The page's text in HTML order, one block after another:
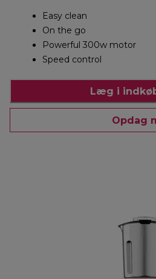
Easy clean
On the go
Powerful 300w motor
Speed control
Læg i
Opdag